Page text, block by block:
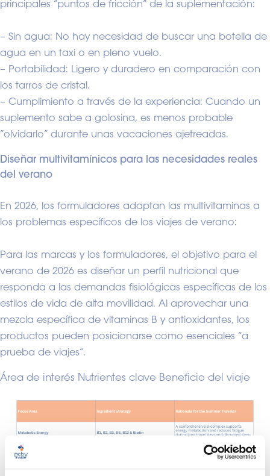
principales “puntos de fricción” de la suplementación:
– Sin agua: No hay necesidad de buscar una botella de
agua en un taxi o en pleno vuelo.
– Portabilidad: Ligero y duradero en comparación con
los tarros de cristal.
– Cumplimiento a través de la experiencia: Cuando un
suplemento sabe a golosina, es menos probable
“olvidarlo” durante unas vacaciones ajetreadas.
Diseñar multivitamínicos para las necesidades reales
del verano
En 2026, los formuladores adaptan las multivitaminas a
los problemas específicos de los viajes de verano:
Para las marcas y los formuladores, el objetivo para el
verano de 2026 es diseñar un perfil nutricional que
responda a las demandas fisiológicas específicas de los
estilos de vida de alta movilidad. Al aprovechar una
mezcla específica de vitaminas B y antioxidantes, los
productos pueden posicionarse como esenciales “a
prueba de viajes”.
Área de interés Nutrientes clave Beneficio del viaje